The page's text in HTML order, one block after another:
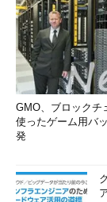
GMO、ブロックチ
使ったゲーム用バ
発